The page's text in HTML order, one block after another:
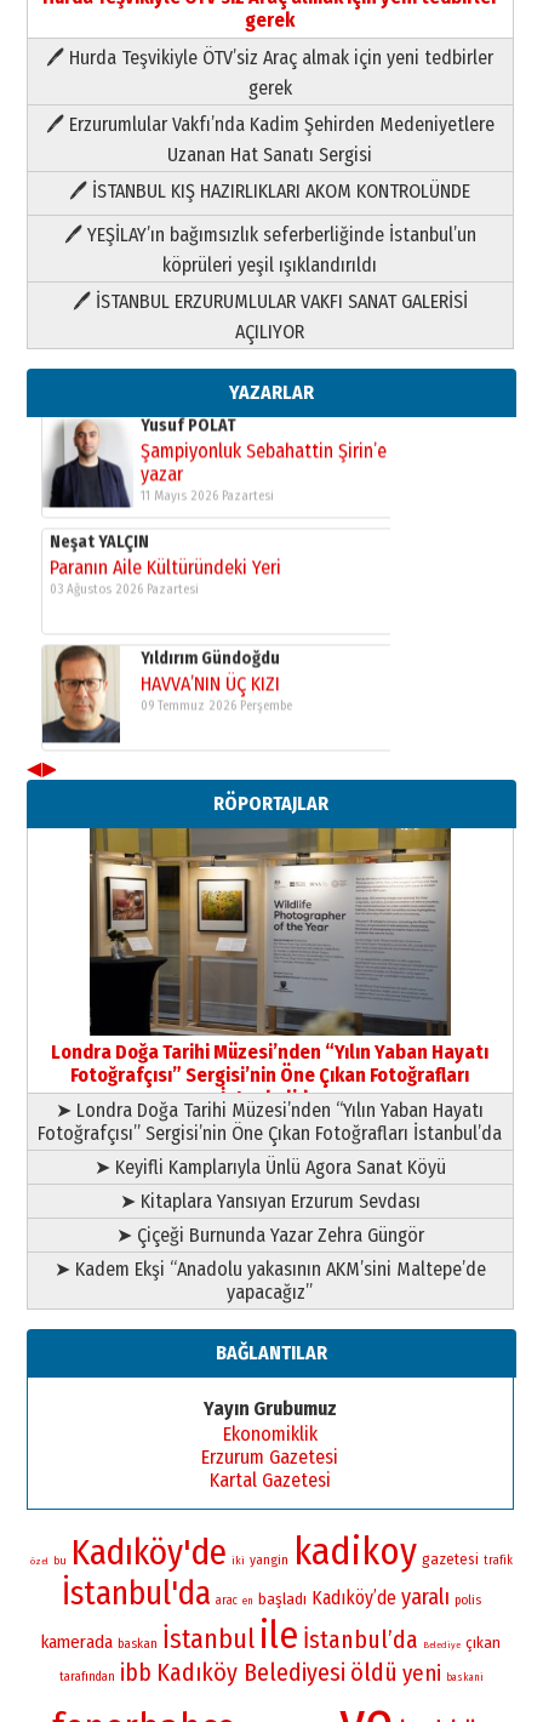
gerek
🖊 Hurda Teşvikiyle ÖTV’siz Araç almak için yeni tedbirler
gerek
🖊 Erzurumlular Vakfı’nda Kadim Şehirden Medeniyetlere
Uzanan Hat Sanatı Sergisi
🖊 İSTANBUL KIŞ HAZIRLIKLARI AKOM KONTROLÜNDE
🖊 YEŞİLAY’ın bağımsızlık seferberliğinde İstanbul’un
köprüleri yeşil ışıklandırıldı
🖊 İSTANBUL ERZURUMLULAR VAKFI SANAT GALERİSİ
AÇILIYOR
YAZARLAR
Paranın Aile Kültüründeki Yeri
03 Ağustos 2026 Pazartesi
Yıldırım Gündoğdu
HAVVA’NIN ÜÇ KIZI
09 Temmuz 2026 Perşembe
Yusuf POLAT
Şampiyonluk Sebahattin Şirin’e
11 Mayıs 2026 Pazartesi
Neşat YALÇIN
Paranın Aile Kültüründeki Yeri
03 Ağustos 2026 Pazartesi
Yıldırım Gündoğdu
HAVVA’NIN ÜÇ KIZI
09 Temmuz 2026 Perşembe
Yusuf POLAT
Şampiyonluk Sebahattin Şirin’e
yazar
Neşat YALÇIN
Paranın Aile Kültüründeki Yeri
03 Ağustos 2026 Pazartesi
Yıldırım Gündoğdu
HAVVA’NIN ÜÇ KIZI
09 Temmuz 2026 Perşembe
Yusuf POLAT
Şampiyonluk Sebahattin Şirin’e
yazar
11 Mayıs 2026 Pazartesi
◀▶
RÖPORTAJLAR
Londra Doğa Tarihi Müzesi’nden “Yılın Yaban Hayatı
Fotoğrafçısı” Sergisi’nin Öne Çıkan Fotoğrafları
İstanbul’da
➤ Londra Doğa Tarihi Müzesi’nden “Yılın Yaban Hayatı
Fotoğrafçısı” Sergisi’nin Öne Çıkan Fotoğrafları İstanbul’da
➤ Keyifli Kamplarıyla Ünlü Agora Sanat Köyü
➤ Kitaplara Yansıyan Erzurum Sevdası
➤ Çiçeği Burnunda Yazar Zehra Güngör
➤ Kadem Ekşi “Anadolu yakasının AKM’sini Maltepe’de
yapacağız”
BAĞLANTILAR
Yayın Grubumuz
Ekonomiklik
Erzurum Gazetesi
Kartal Gazetesi
özel bu Kadıköy'de iki yangin kadikoy gazetesi trafik
İstanbul'da arac en başladı Kadıköy’de yaralı polis
kamerada baskan İstanbul ile İstanbul’da Belediye çıkan
tarafından ibb Kadıköy Belediyesi öldü yeni baskani